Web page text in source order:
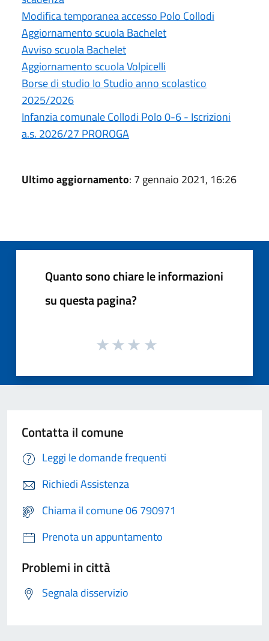
Modifica temporanea accesso Polo Collodi
Aggiornamento scuola Bachelet
Avviso scuola Bachelet
Aggiornamento scuola Volpicelli
Borse di studio Io Studio anno scolastico
2025/2026
Infanzia comunale Collodi Polo 0-6 - Iscrizioni
a.s. 2026/27 PROROGA
Ultimo aggiornamento: 7 gennaio 2021, 16:26
Quanto sono chiare le informazioni
su questa pagina?
Contatta il comune
Leggi le domande frequenti
Richiedi Assistenza
Chiama il comune 06 790971
Prenota un appuntamento
Problemi in città
Segnala disservizio